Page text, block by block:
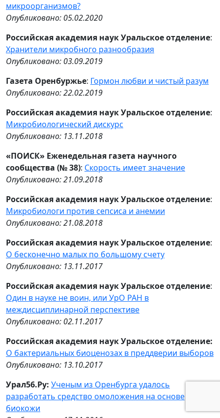
микроорганизмов?
Опубликовано: 05.02.2020
Российская академия наук Уральское отделение:
Хранители микробного разнообразия
Опубликовано: 03.09.2019
Газета Оренбуржье: Гормон любви и чистый разум
Опубликовано: 22.02.2019
Российская академия наук Уральское отделение:
Микробиологический дискурс
Опубликовано: 13.11.2018
«ПОИСК» Еженедельная газета научного
сообщества (№ 38): Скорость имеет значение
Опубликовано: 21.09.2018
Российская академия наук Уральское отделение:
Микробиологи против сепсиса и анемии
Опубликовано: 21.08.2018
Российская академия наук Уральское отделение:
О бесконечно малых по большому счету
Опубликовано: 13.11.2017
Российская академия наук Уральское отделение:
Один в науке не воин, или УрО РАН в
междисциплинарной перспективе
Опубликовано: 02.11.2017
Российская академия наук Уральское отделение:
О бактериальных биоценозах в преддверии выборов
Опубликовано: 13.10.2017
Урал56.Ру: Ученым из Оренбурга удалось
разработать средство омоложения на основе
биокожи